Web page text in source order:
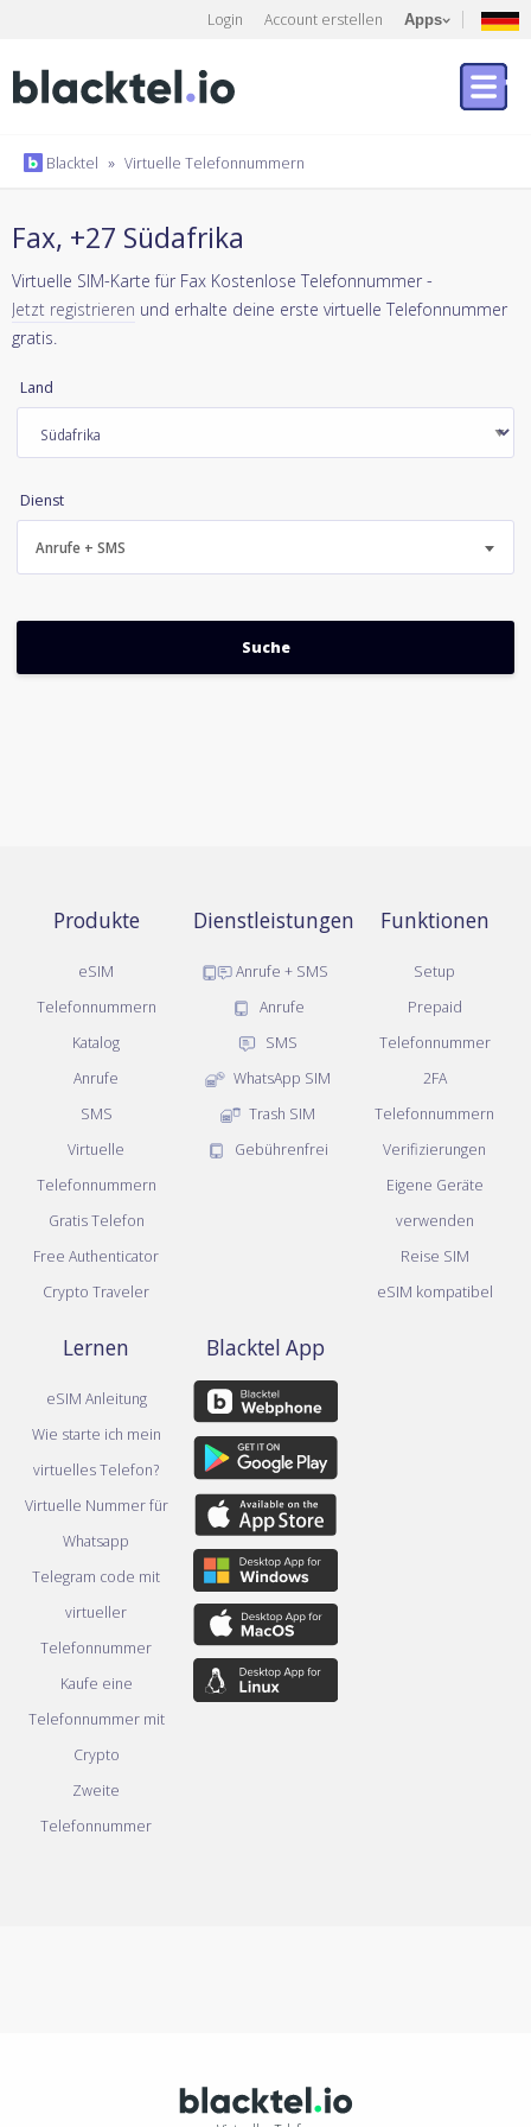
Login Account erstellen Apps
Blacktel » Virtuelle Telefonnummern
Fax, +27 Südafrika
Virtuelle SIM-Karte für Fax Kostenlose Telefonnummer -
Jetzt registrieren und erhalte deine erste virtuelle Telefonnummer
gratis.
Land
Dienst
Anrufe + SMS
Produkte
eSIM
Telefonnummern
Katalog
Anrufe
SMS
Virtuelle
Telefonnummern
Gratis Telefon
Free Authenticator
Crypto Traveler
Dienstleistungen
Anrufe + SMS
Anrufe
SMS
WhatsApp SIM
Trash SIM
Gebührenfrei
Funktionen
Setup
Prepaid
Telefonnummer
2FA
Telefonnummern
Verifizierungen
Eigene Geräte
verwenden
Reise SIM
eSIM kompatibel
Lernen
eSIM Anleitung
Wie starte ich mein
virtuelles Telefon?
Virtuelle Nummer für
Whatsapp
Telegram code mit
virtueller
Telefonnummer
Kaufe eine
Telefonnummer mit
Crypto
Zweite
Telefonnummer
Blacktel App